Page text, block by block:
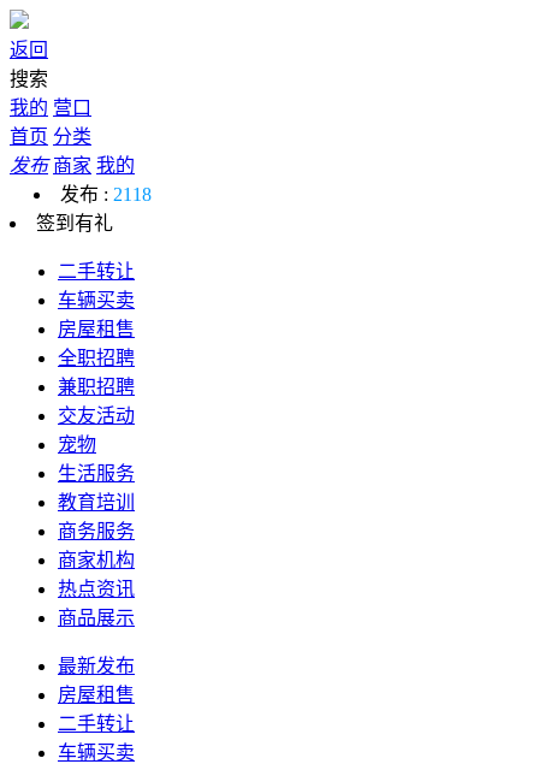
返回
搜索
我的 营口
首页 分类
发布 商家 我的
发布 : 2118
签到有礼
二手转让
车辆买卖
房屋租售
全职招聘
兼职招聘
交友活动
宠物
生活服务
教育培训
商务服务
商家机构
热点资讯
商品展示
最新发布
房屋租售
二手转让
车辆买卖